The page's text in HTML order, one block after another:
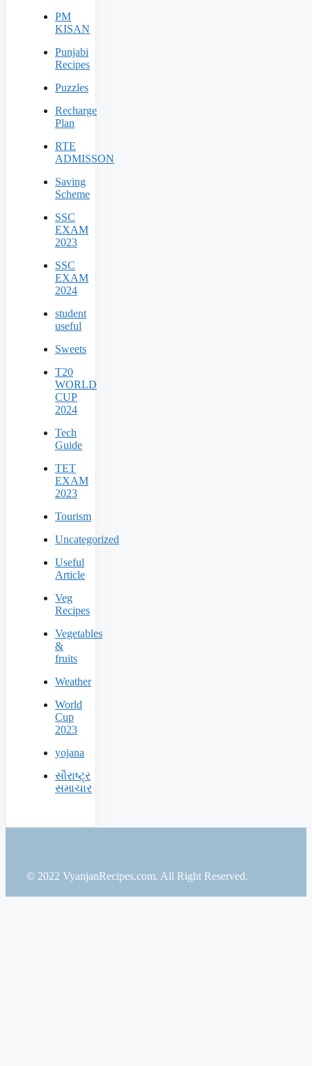
PM
KISAN
Punjabi
Recipes
Puzzles
Recharge
Plan
RTE
ADMISSON
Saving
Scheme
SSC
EXAM
2023
SSC
EXAM
2024
student
useful
Sweets
T20
WORLD
CUP
2024
Tech
Guide
TET
EXAM
2023
Tourism
Uncategorized
Useful
Article
Veg
Recipes
Vegetables
&
fruits
Weather
World
Cup
2023
yojana
સૌરાષ્ટ્ર
સમાચાર
© 2022 VyanjanRecipes.com. All Right Reserved.